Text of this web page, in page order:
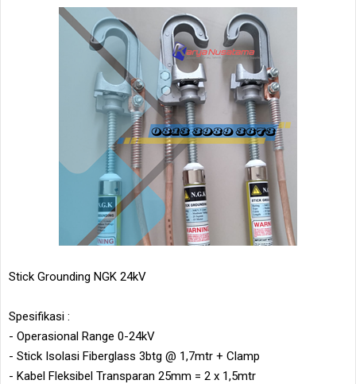
Stick Grounding NGK 24kV
Spesifikasi :
- Operasional Range 0-24kV
- Stick Isolasi Fiberglass 3btg @ 1,7mtr + Clamp
- Kabel Fleksibel Transparan 25mm = 2 x 1,5mtr